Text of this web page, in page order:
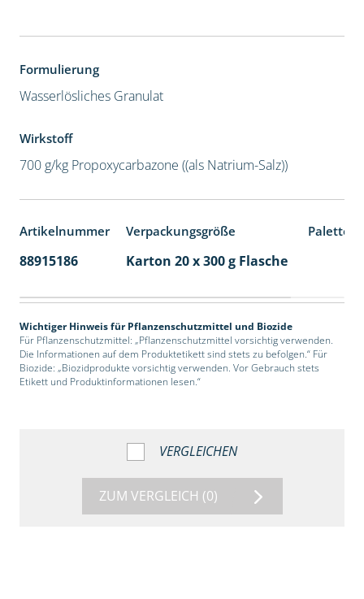
Formulierung
Wasserlösliches Granulat
Wirkstoff
700 g/kg Propoxycarbazone ((als Natrium-Salz))
Artikelnummer Verpackungsgröße
88915186 Karton 20 x 300 g Flasche
Wichtiger Hinweis für Pflanzenschutzmittel und Biozide
Für Pflanzenschutzmittel: „Pflanzenschutzmittel vorsichtig verwenden.
Die Informationen auf dem Produktetikett sind stets zu befolgen.“ Für
Biozide: „Biozidprodukte vorsichtig verwenden. Vor Gebrauch stets
Etikett und Produktinformationen lesen.“
VERGLEICHEN
ZUM VERGLEICH (0)